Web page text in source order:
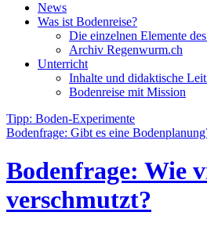
News
Was ist Bodenreise?
Die einzelnen Elemente
Archiv Regenwurm.ch
Unterricht
Inhalte und didaktische
Bodenreise mit Mission
Tipp: Boden-Experimente
Bodenfrage: Gibt es eine
Bodenfrage: Wie
verschmutzt?